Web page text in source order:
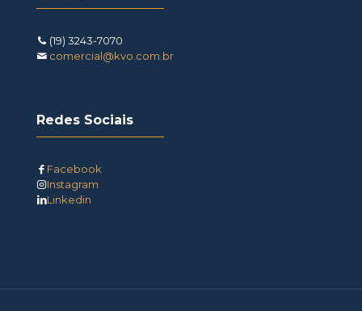
(19) 3243-7070
comercial@kvo.com.br
Redes Sociais
Facebook
Instagram
Linkedin